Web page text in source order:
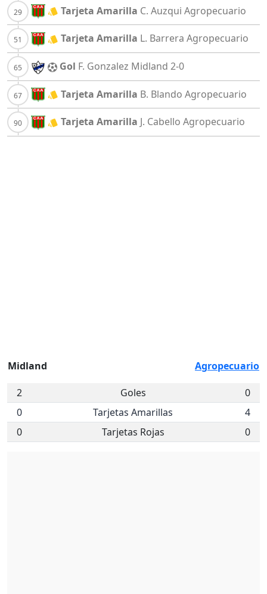
Tarjeta Amarilla C. Auzqui Agropecuario
Tarjeta Amarilla L. Barrera Agropecuario
Gol F. Gonzalez Midland 2-0
Tarjeta Amarilla B. Blando Agropecuario
Tarjeta Amarilla J. Cabello Agropecuario
Midland Agropecuario
2 Goles
0
0
Tarjetas Amarillas
4
0
Tarjetas Rojas 0